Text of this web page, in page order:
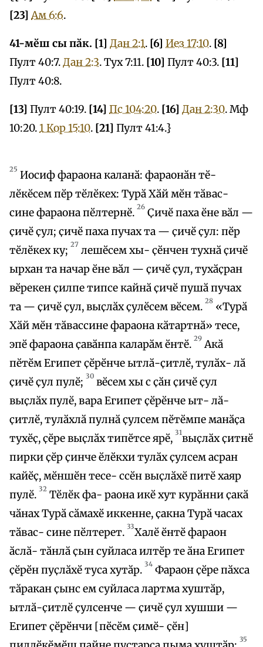
[23] Ам 6:6.
41-мӗш сы пӑк. [1] Дан 2:1. [6] Иез 17:10. [8]
Пулт 40:7.Дан 2:3. Тух 7:11. [10] Пулт 40:3. [11]
Пулт 40:8.
[13] Пулт 40:19. [14] Пс 104:20. [16] Дан 2:30. Мф
10:20.1 Кор 15:10. [21] Пулт 41:4.}
25 Иосиф фараона каланӑ: фараонӑн тӗ-
лӗкӗсем пӗр тӗлӗкех: Турӑ Хӑй мӗн тӑвас-
сине фараона пӗлтернӗ. 26 Ҫичӗ паха ӗне вӑл —
ҫичӗ ҫул; ҫичӗ паха пучах та — ҫичӗ ҫул: пӗр
тӗлӗкех ку; 27 лешӗсем хы- ҫӗнчен тухнӑ ҫичӗ
ырхан та начар ӗне вӑл — ҫичӗ ҫул, тухӑҫран
вӗрекен ҫилпе типсе кайнӑ ҫичӗ пушӑ пучах
та — ҫичӗ ҫул, выҫлӑх ҫулӗсем вӗсем. 28 «Турӑ
Хӑй мӗн тӑвассине фараона кӑтартнӑ» тесе,
эпӗ фараона ҫавӑнпа каларӑм ӗнтӗ. 29 Акӑ
пӗтӗм Египет ҫӗрӗнче ытлӑ-ҫитлӗ, тулӑх- лӑ
ҫичӗ ҫул пулӗ; 30 вӗсем хы с ҫӑн ҫичӗ ҫул
выҫлӑх пулӗ, вара Египет ҫӗрӗнче ыт- лӑ-
ҫитлӗ, тулӑхлӑ пулнӑ ҫулсем пӗтӗмпе манӑҫа
тухӗҫ, ҫӗре выҫлӑх типӗтсе ярӗ, 31выҫлӑх ҫитнӗ
пирки ҫӗр ҫинче ӗлӗкхи тулӑх ҫулсем асран
кайӗҫ, мӗншӗн тесе- ссӗн выҫлӑхӗ питӗ хаяр
пулӗ. 32 Тӗлӗк фа- раона икӗ хут курӑнни ҫакӑ
чӑнах Турӑ сӑмахӗ иккенне, ҫакна Турӑ часах
тӑвас- сине пӗлтерет. 33Халӗ ӗнтӗ фараон
ӑслӑ- тӑнлӑ ҫын суйласа илтӗр те ӑна Египет
ҫӗрӗн пуҫлӑхӗ туса хутӑр. 34 Фараон ҫӗре пӑхса
тӑракан ҫынс ем суйласа лартма хуштӑр,
ытлӑ-ҫитлӗ ҫулсенче — ҫичӗ ҫул хушши —
Египет ҫӗрӗнчи [пӗсӗм ҫимӗ- ҫӗн]
35